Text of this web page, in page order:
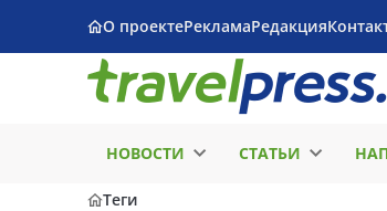
О проектеРекламаРедакция
НОВОСТИ СТАТЬИ
Теги